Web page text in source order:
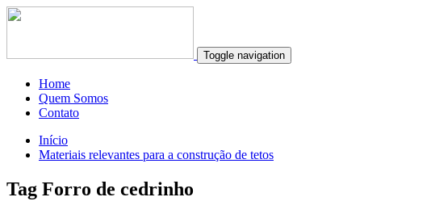
Toggle navigation
Home
Quem Somos
Contato
Início
Materiais relevantes para a construção de tetos
Tag Forro de cedrinho